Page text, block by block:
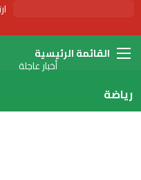
أخبار عاجلة
القائمة
رياضة